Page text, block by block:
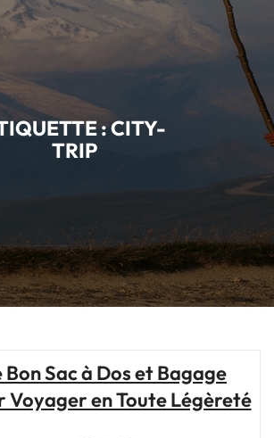
:CITY-
TRIP
Bon Sac à Dos et Bagage
Voyager en Toute Légèreté